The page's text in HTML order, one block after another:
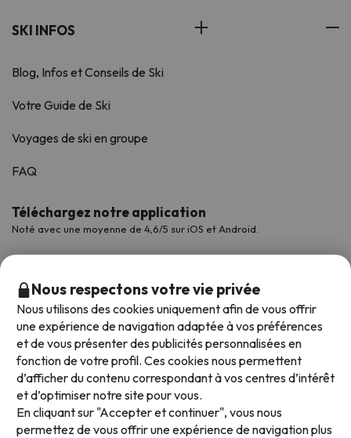
SKI INFOS
Blog, Infos et Conseils de Ski
Votre Guide de Ski
Voyages de ski en groupe
FAQ
Téléchargez notre application
Noté avec une moyenne de 4,6/5 sur iOS et Android.
Modes de paiement disponibles
Nous respectons votre vie privée
Nous utilisons des cookies uniquement afin de vous offrir
une expérience de navigation adaptée à vos préférences
et de vous présenter des publicités personnalisées en
fonction de votre profil. Ces cookies nous permettent
d’afficher du contenu correspondant à vos centres d’intérêt
et d’optimiser notre site pour vous.
En cliquant sur "Accepter et continuer", vous nous
permettez de vous offrir une expérience de navigation plus